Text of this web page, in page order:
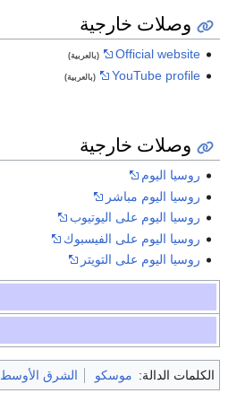
وصلات خارجية
Official website (بالعربية)
YouTube profile (بالعربية)
وصلات خارجية
روسيا اليوم
روسيا اليوم مباشر
روسيا اليوم على اليوتيوب
روسيا اليوم على الفيسبوك
روسيا اليوم على التويتر
الكلمات الدالة: موسكو الشرق الأوسط